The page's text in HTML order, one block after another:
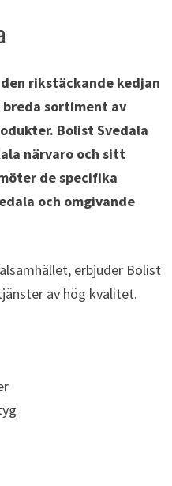
rikstäckande kedjan
sortiment av
Bolist Svedala
närvaro och sitt
de specifika
och omgivande
erbjuder Bolist
av hög kvalitet.